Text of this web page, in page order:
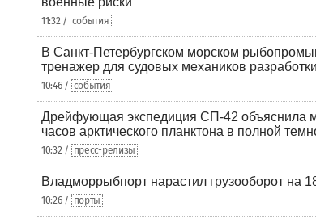
11:32 / события
В Санкт-Петербургском морском
тренажер для судовых механиков
10:46 / события
Дрейфующая экспедиция СП-42 объяснила
часов арктического планктона в полной
10:32 / пресс-релизы
Владморрыбпорт нарастил грузооборот на
10:26 / порты